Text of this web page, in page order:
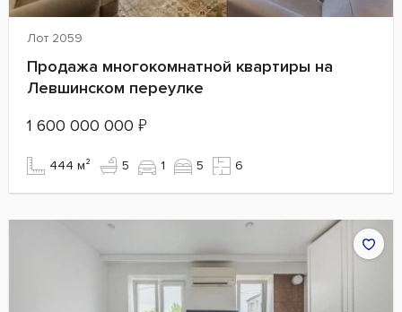
Лот 2059
Продажа многокомнатной квартиры на
Левшинском переулке
1 600 000 000 ₽
444 м² 5 1 5 6